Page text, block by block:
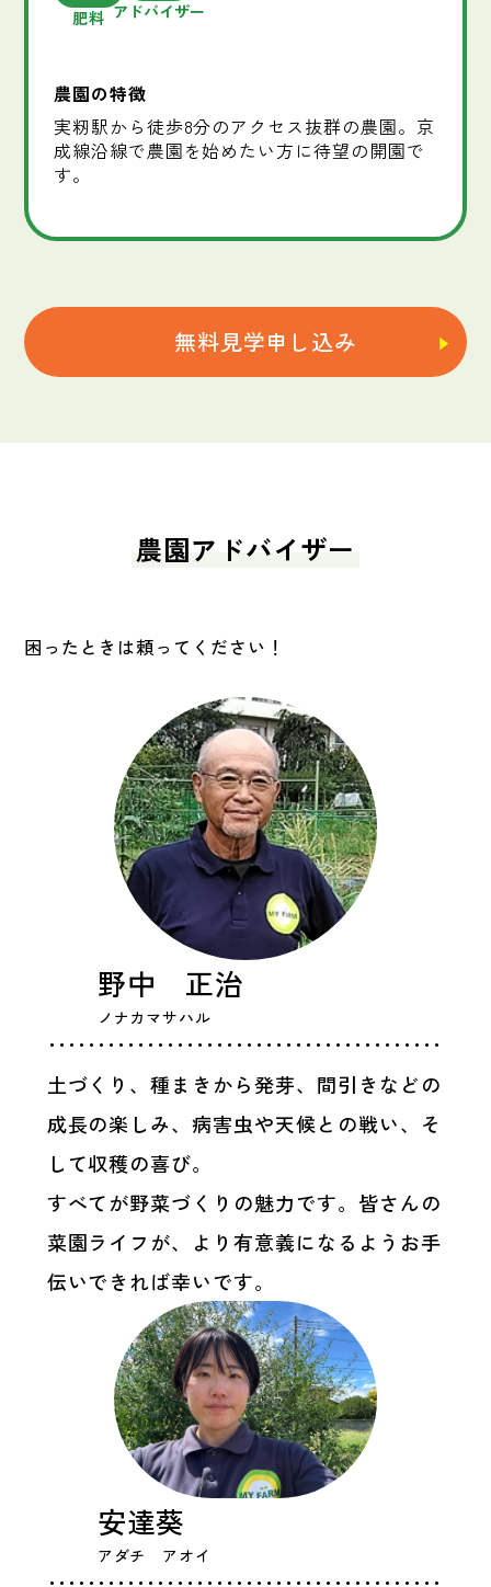
肥料 アドバイザー
農園の特徴
実籾駅から徒歩8分のアクセス抜群の農園。京
成線沿線で農園を始めたい方に待望の開園で
す。
無料見学申し込み
農園アドバイザー
困ったときは頼ってください！
野中 正治
ノナカマサハル
土づくり、種まきから発芽、間引きなどの
成長の楽しみ、病害虫や天候との戦い、そ
して収穫の喜び。
すべてが野菜づくりの魅力です。皆さんの
菜園ライフが、より有意義になるようお手
伝いできれば幸いです。
安達葵
アダチ アオイ